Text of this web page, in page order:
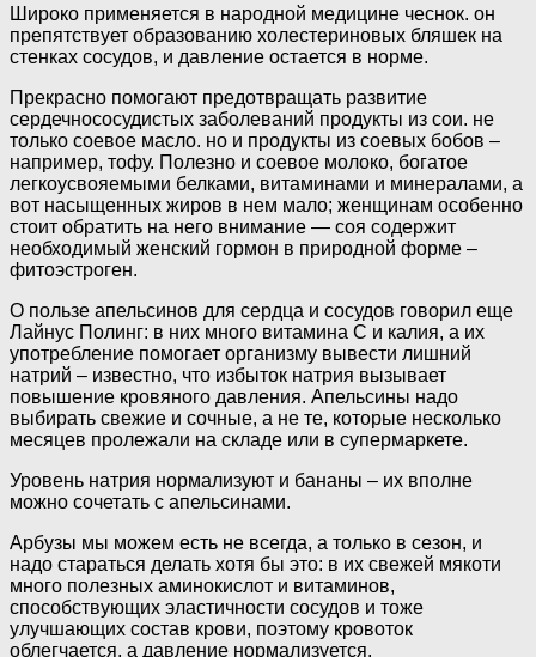
Широко применяется в народной медицине чеснок. он
препятствует образованию холестериновых бляшек на
стенках сосудов, и давление остается в норме.
Прекрасно помогают предотвращать развитие
сердечнососудистых заболеваний продукты из сои. не
только соевое масло. но и продукты из соевых бобов –
например, тофу. Полезно и соевое молоко, богатое
легкоусвояемыми белками, витаминами и минералами, а
вот насыщенных жиров в нем мало; женщинам особенно
стоит обратить на него внимание — соя содержит
необходимый женский гормон в природной форме –
фитоэстроген.
О пользе апельсинов для сердца и сосудов говорил еще
Лайнус Полинг: в них много витамина С и калия, а их
употребление помогает организму вывести лишний
натрий – известно, что избыток натрия вызывает
повышение кровяного давления. Апельсины надо
выбирать свежие и сочные, а не те, которые несколько
месяцев пролежали на складе или в супермаркете.
Уровень натрия нормализуют и бананы – их вполне
можно сочетать с апельсинами.
Арбузы мы можем есть не всегда, а только в сезон, и
надо стараться делать хотя бы это: в их свежей мякоти
много полезных аминокислот и витаминов,
способствующих эластичности сосудов и тоже
улучшающих состав крови, поэтому кровоток
облегчается, а давление нормализуется.